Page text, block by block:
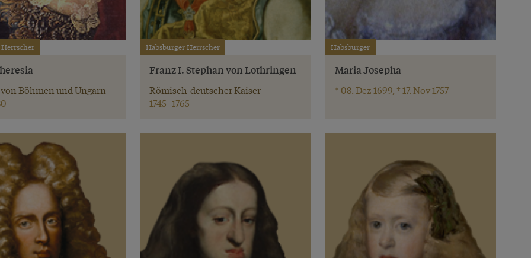
Böhmen und Ungarn
Habsburger Herrscher
Franz I. Stephan von Lothringen
Römisch-deutscher Kaiser
1745–1765
Habsburger
Maria Josepha
* 08. Dez 1699, † 17. Nov 1757